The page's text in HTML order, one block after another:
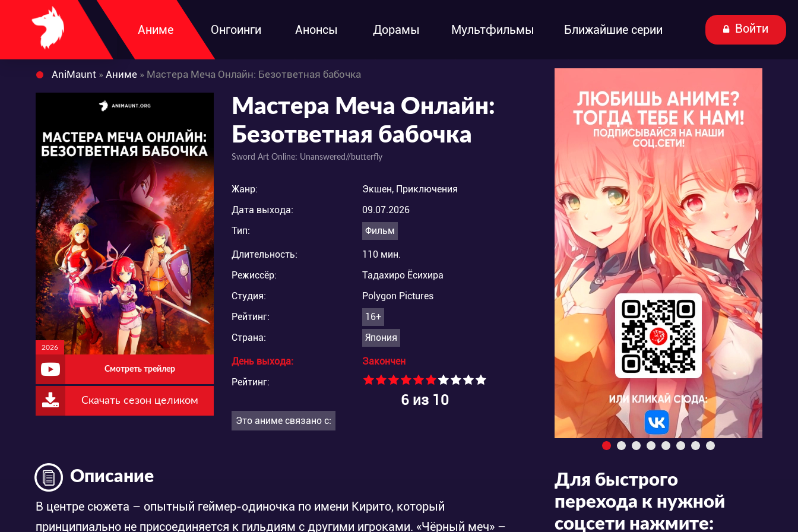
Аниме Онгоинги Анонсы Дорамы Мультфильмы Ближайшие серии Войти
AniMaunt » Аниме » Мастера Меча Онлайн: Безответная бабочка
2026
Смотреть трейлер
Скачать сезон целиком
Мастера Меча Онлайн:
Безответная бабочка
Sword Art Online: Unanswered//butterfly
Жанр:
Экшен, Приключения
Дата выхода:
09.07.2026
Тип:
Фильм
Длительность:
110 мин.
Режиссёр:
Тадахиро Ёсихира
Студия:
Polygon Pictures
Рейтинг:
16+
Страна:
Япония
День выхода:
Закончен
Рейтинг:
6из 10
Это аниме связано с:
Описание
В центре сюжета – опытный геймер-одиночка по имени Кирито, который
принципиально не присоединяется к гильдиям с другими игроками. «Чёрный меч» –
Для быстрого
перехода к нужной
соцсети нажмите: